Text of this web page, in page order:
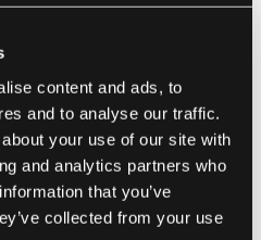
content and ads, to
and to analyse our traffic.
your use of our site with
and analytics partners who
that you’ve
collected from your use
og en
tilgjengelig for å
inkludert